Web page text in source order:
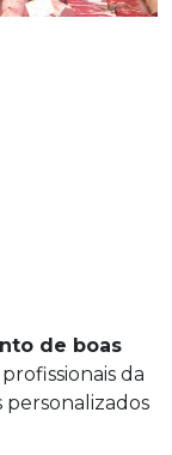
de boas
da